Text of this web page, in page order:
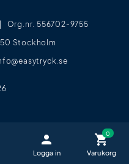
/ FAQ close
| Org.nr. 556702-9755
50 Stockholm
person shopping_cart